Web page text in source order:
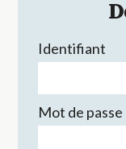
Identifiant
Mot de passe